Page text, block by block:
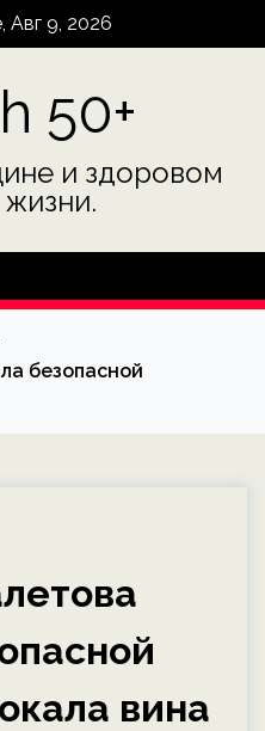
Авг 9, 2026
50+
и здоровом
безопасной
вина